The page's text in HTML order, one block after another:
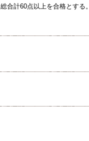
合計60点以上を合格とする。